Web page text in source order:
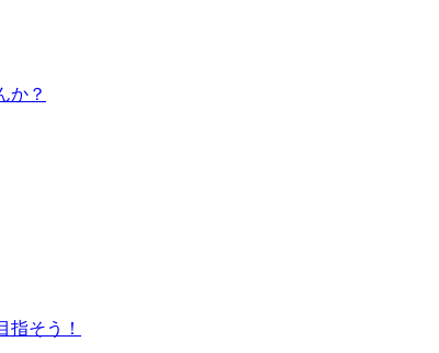
か？
指そう！